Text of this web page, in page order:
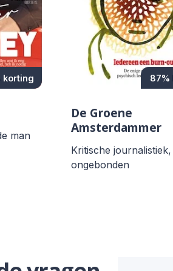
korting
man
87%
De Groene
Amsterdammer
Kritische journalistiek,
ongebonden